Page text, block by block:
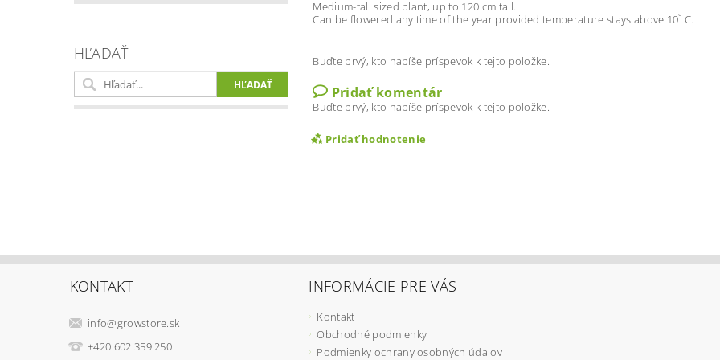
HĽADAŤ
Medium-tall sized plant, up to 120 cm tall.
Can be flowered any time of the year provided temperature stays above 10° C.
Buďte prvý, kto napíše príspevok k tejto položke.
Pridať komentár
Buďte prvý, kto napíše príspevok k tejto položke.
Pridať hodnotenie
Vložením hodnotenie súhlasíte s
KONTAKT
info@growstore.sk
+420 602 359 250
INFORMÁCIE PRE VÁS
Kontakt
Obchodné podmienky
Podmienky ochrany osobných údajov